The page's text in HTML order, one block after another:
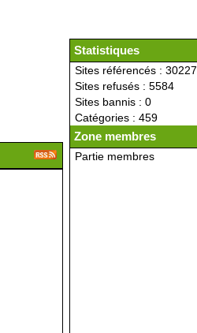
Statistiques
Sites référencés : 30227
Sites refusés : 5584
Sites bannis : 0
Catégories : 459
Zone membres
Partie membres